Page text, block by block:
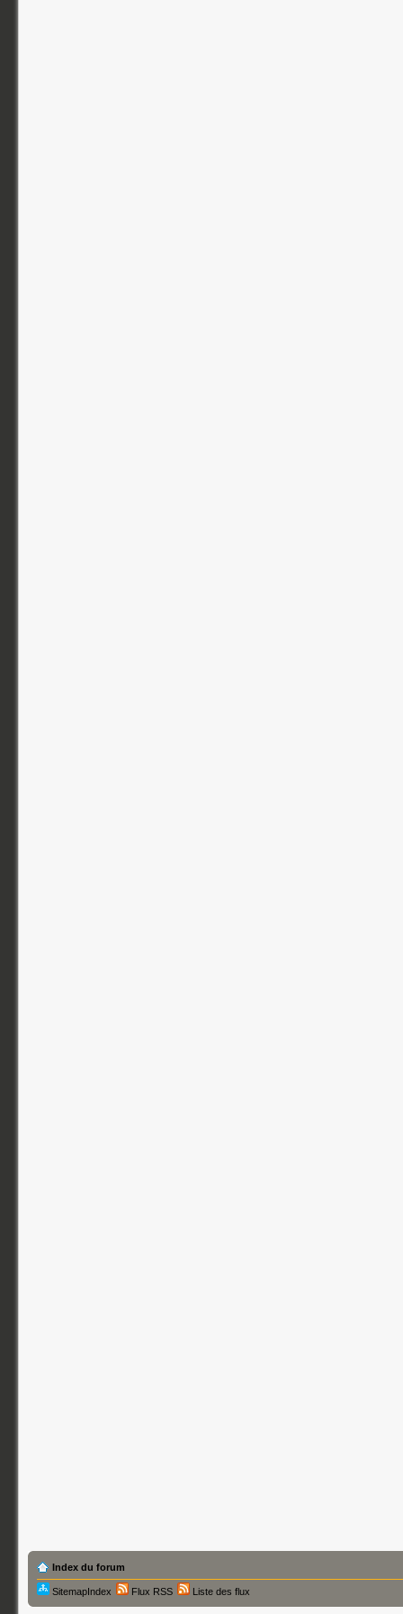
Index du forum
SitemapIndex Flux RSS Liste des flux